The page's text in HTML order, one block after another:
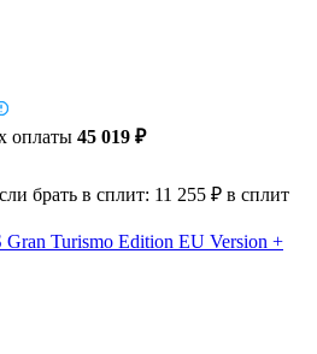
оплаты 45 019 ₽
брать в сплит: 11 255 ₽ в сплит
Gran Turismo Edition EU Version +